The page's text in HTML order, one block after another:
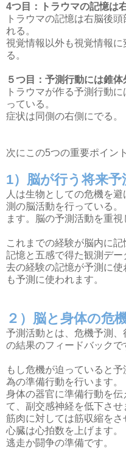
4つ目：トラウマの記憶は
トラウマの記憶は右脳後
れる。
視覚情報以外も視覚情報
る。
５つ目：予測行動には錐
トラウマが作る予測行動
っている。
症状は同側の右側にでる。
次にこの5つの重要ポイン
1）脳が行う将来予
人は生物としての危機を
測の脳活動を行っている
ます。脳の予測活動を重視
これまでの経験が脳内に
記憶と五感で得た観測デ
去の経験の記憶が予測に
も予測に使われます。
２）脳と身体の危
予測活動とは、危機予測
の結果のフィードバックで
もし危機が迫っていると
為の準備行動を行います。
身体の器官に準備行動を
て、副交感神経を低下させ
筋肉に対しては筋収縮をさ
心臓は心拍数を上げます。
逃走か闘争の準備です。